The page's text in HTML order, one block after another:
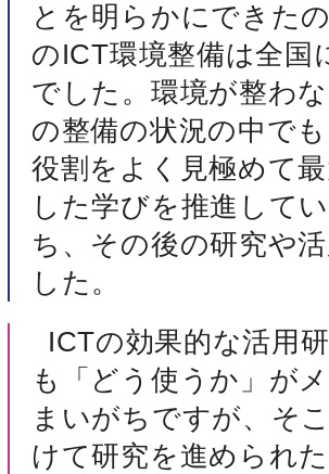
とを明らかにできた
のICT環境整備は全国
でした。環境が整わ
の整備の状況の中で
役割をよく見極めて
した学びを推進して
ち、その後の研究や
した。
ICTの効果的な活用
も「どう使うか」が
まいがちですが、そ
けて研究を進められ